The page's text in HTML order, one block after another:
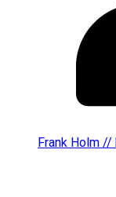
Frank Holm